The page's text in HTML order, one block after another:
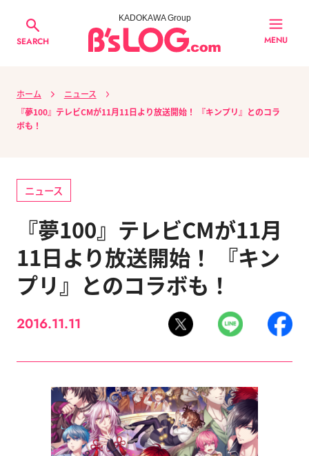
SEARCH
KADOKAWA Group
MENU
ホーム
ニュース
『夢100』テレビCMが11月11日より放送開始！ 『キンプリ』とのコラ
ボも！
ニュース
『夢100』テレビCMが11月
11日より放送開始！ 『キン
プリ』とのコラボも！
2016.11.11